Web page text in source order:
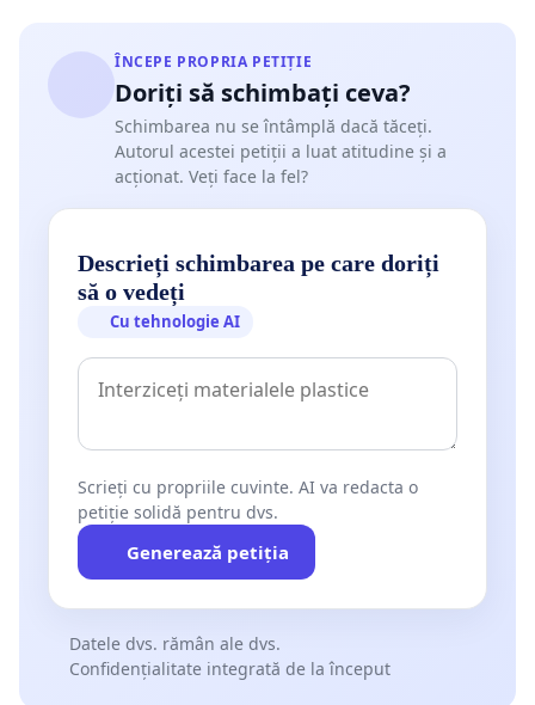
ÎNCEPE PROPRIA PETIȚIE
Doriți să schimbați ceva?
Schimbarea nu se întâmplă dacă tăceți.
Autorul acestei petiții a luat atitudine și a
acționat. Veți face la fel?
Descrieți schimbarea pe care doriți
să o vedeți
Cu tehnologie AI
Scrieți cu propriile cuvinte. AI va redacta o
petiție solidă pentru dvs.
Generează petiția
Datele dvs. rămân ale dvs.
Confidențialitate integrată de la început